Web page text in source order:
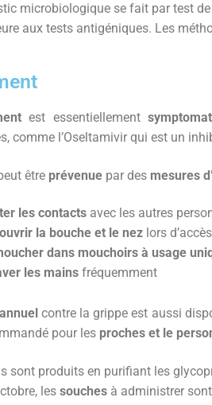
microbiologique se fait par test
aux tests antigéniques. Les
est essentiellement
comme l’Oseltamivir qui est un
être prévenue par des mesures
les contactsavec les autres
la bouche et le nezlors
dans mouchoirs à usage
les mainsfréquemment
contre la grippe est aussi
pour les proches et le
sont produits en purifiant les
les souches à administrer sont